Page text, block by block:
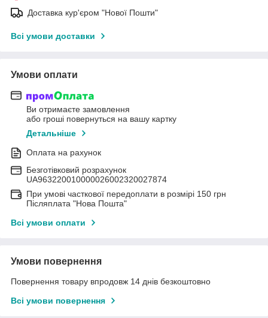
Доставка кур'єром "Нової Пошти"
Всі умови доставки
Умови оплати
Ви отримаєте замовлення
або гроші повернуться на вашу картку
Детальніше
Оплата на рахунок
Безготівковий розрахунок
UA963220010000026002320027874
При умові часткової передоплати в розмірі 150 грн
Післяплата "Нова Пошта"
Всі умови оплати
Умови повернення
Повернення товару впродовж 14 днів безкоштовно
Всі умови повернення